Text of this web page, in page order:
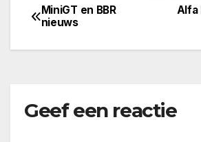
Bericht
navigatie
Alfa
MiniGT en BBR
nieuws
Geef een reactie